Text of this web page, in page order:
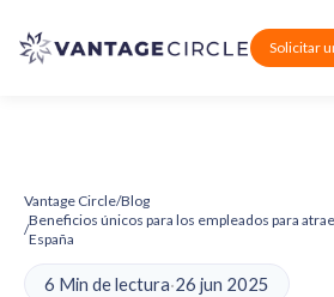
Solicitar
Vantage Circle/Blog
/
Beneficios únicos para los empleados para
España
6 Min de lectura·26 jun 2025